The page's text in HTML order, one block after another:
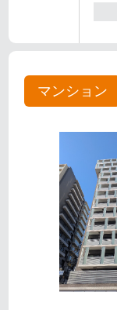
マンション